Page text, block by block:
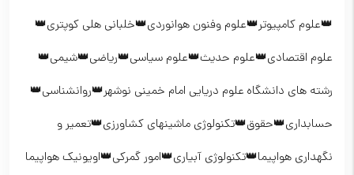
👑علوم کامپیوتر👑علوم وفنون هوانوردی👑خلبانی هلی کوپتری👑
علوم اقتصادی👑علوم حدیث👑علوم سیاسی👑ریاضی👑شیمی👑
رشته های دانشگاه علوم دریایی امام خمینی نوشهر👑روانشناسی👑
حسابداری👑حقوق👑تکنولوژی ماشینهای کشاورزی👑تعمیر و
نگهداری هواپیما👑تکنولوژی آبیاری👑امور گمرکی👑اویونیک هواپیما